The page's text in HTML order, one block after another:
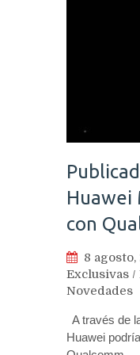
Huawei
con
8 agosto,
Exclusivas /
Novedades
A través de
Huawei